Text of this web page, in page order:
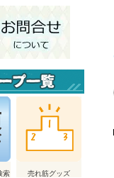
索 売れ筋グッズ